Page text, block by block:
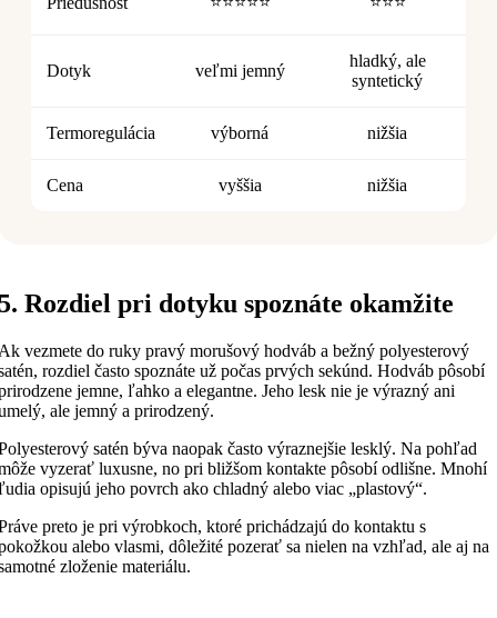
Dotyk veľmi jemný
hladký, ale
syntetický
Termoregulácia výborná nižšia
Cena vyššia nižšia
Rozdiel pri dotyku spoznáte okamžite
vezmete do ruky pravý morušový hodváb a bežný polyesterový
rozdiel často spoznáte už počas prvých sekúnd. Hodváb pôsobí
jemne, ľahko a elegantne. Jeho lesk nie je výrazný ani
ale jemný a prirodzený.
satén býva naopak často výraznejšie lesklý. Na pohľad
vyzerať luxusne, no pri bližšom kontakte pôsobí odlišne. Mnohí
opisujú jeho povrch ako chladný alebo viac „plastový“.
preto je pri výrobkoch, ktoré prichádzajú do kontaktu s
alebo vlasmi, dôležité pozerať sa nielen na vzhľad, ale aj na
zloženie materiálu.